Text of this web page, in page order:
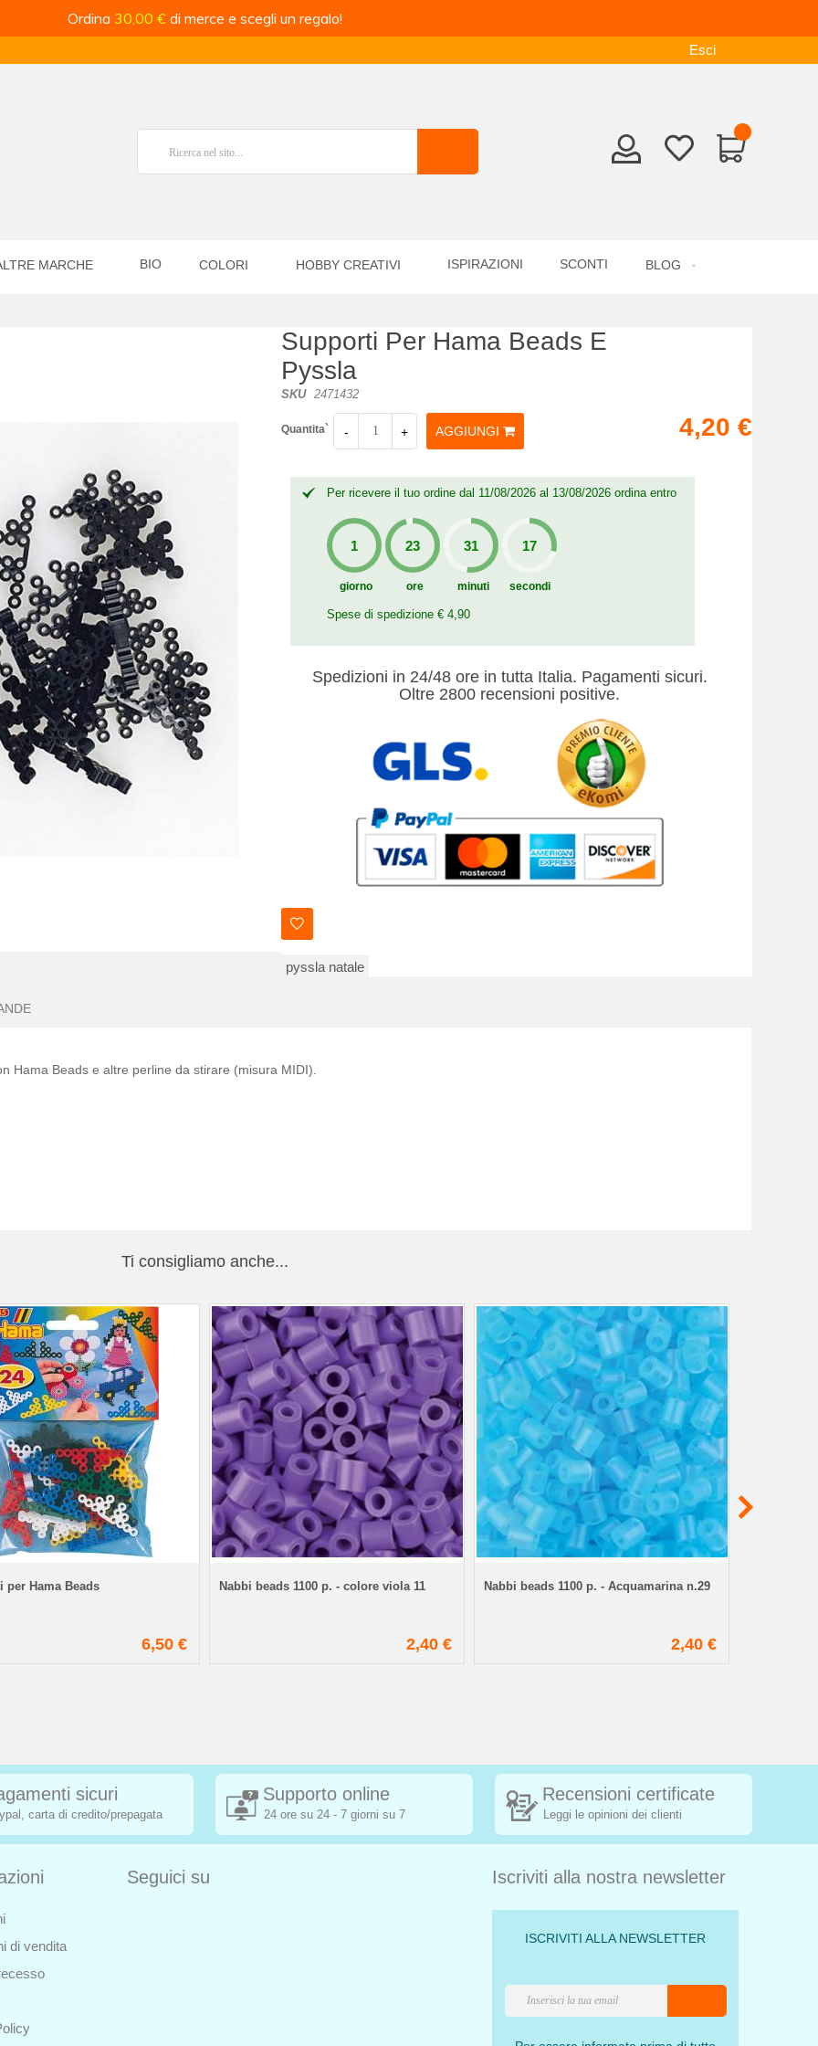
Ordina 30,00 € di merce e scegli un regalo!
Esci
MARCHE BIO COLORI HOBBY CREATIVI ISPIRAZIONI SCONTI BLOG
Supporti Per Hama Beads E
Pyssla
SKU 2471432
Quantita` - + AGGIUNGI 4,20 €
Per ricevere il tuo ordine dal 11/08/2026 al 13/08/2026 ordina entro
giorno ore minuti secondi
Spese di spedizione € 4,90
Spedizioni in 24/48 ore in tutta Italia. Pagamenti sicuri.
Oltre 2800 recensioni positive.
pyssla natale
Hama Beads e altre perline da stirare (misura MIDI).
Ti consigliamo anche...
per Hama Beads
6,50 €
Nabbi beads 1100 p. - colore viola 11
2,40 €
Nabbi beads 1100 p. - Acquamarina n.29
2,40 €
sicuri
carta di credito/prepagata
Supporto online
24 ore su 24 - 7 giorni su 7
Recensioni certificate
Leggi le opinioni dei clienti
di vendita
Seguici su Iscriviti alla nostra newsletter
ISCRIVITI ALLA NEWSLETTER